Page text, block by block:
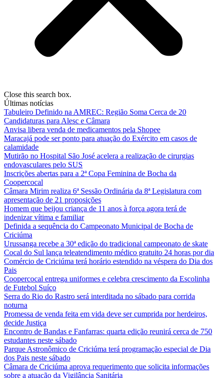
Close this search box.
Últimas notícias
Tabuleiro Definido na AMREC: Região Soma Cerca de 20
Candidaturas para Alesc e Câmara
Anvisa libera venda de medicamentos pela Shopee
Maracajá pode ser ponto para atuação do Exército em casos de
calamidade
Mutirão no Hospital São José acelera a realização de cirurgias
endovasculares pelo SUS
Inscrições abertas para a 2ª Copa Feminina de Bocha da
Coopercocal
Câmara Mirim realiza 6ª Sessão Ordinária da 8ª Legislatura com
apresentação de 21 proposições
Homem que beijou criança de 11 anos à força agora terá de
indenizar vítima e familiar
Definida a sequência do Campeonato Municipal de Bocha de
Criciúma
Urussanga recebe a 30ª edição do tradicional campeonato de skate
Cocal do Sul lança teleatendimento médico gratuito 24 horas por dia
Comércio de Criciúma terá horário estendido na véspera do Dia dos
Pais
Coopercocal entrega uniformes e celebra crescimento da Escolinha
de Futebol Suíço
Serra do Rio do Rastro será interditada no sábado para corrida
noturna
Promessa de venda feita em vida deve ser cumprida por herdeiros,
decide Justiça
Encontro de Bandas e Fanfarras: quarta edição reunirá cerca de 750
estudantes neste sábado
Parque Astronômico de Criciúma terá programação especial de Dia
dos Pais neste sábado
Câmara de Criciúma aprova requerimento que solicita informações
sobre a atuação da Vigilância Sanitária